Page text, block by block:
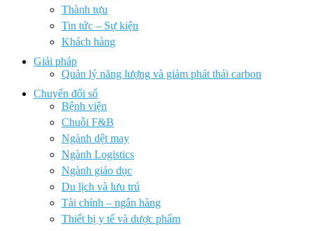
Thành tựu
Tin tức – Sự kiện
Khách hàng
Giải pháp
Quản lý năng lượng và giảm phát thải carbon
Chuyển đổi số
Bệnh viện
Chuỗi F&B
Ngành dệt may
Ngành Logistics
Ngành giáo dục
Du lịch và lưu trú
Tài chính – ngân hàng
Thiết bị y tế và dược phẩm